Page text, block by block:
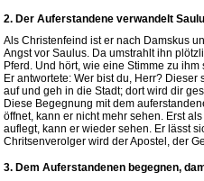
2. Der Auferstandene verwandelt
Als Christenfeind ist er nach Damskus
Angst vor Saulus. Da umstrahlt ihn
Pferd. Und hört, wie eine Stimme zu
Er antwortete: Wer bist du, Herr?
auf und geh in die Stadt; dort wird dir
Diese Begegnung mit dem
öffnet, kann er nicht mehr sehen. Erst
auflegt, kann er wieder sehen. Er lässt
Chritsenverolger wird der Apostel, der
3. Dem Auferstandenen begegnen,